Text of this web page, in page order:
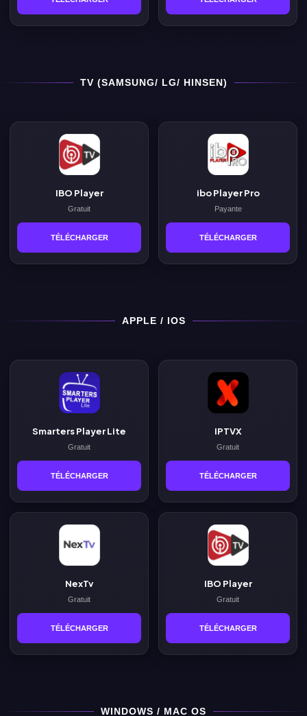
TV (SAMSUNG/ LG/ HINSEN)
IBO Player
Gratuit
TÉLÉCHARGER
ibo Player Pro
Payante
TÉLÉCHARGER
APPLE / IOS
Smarters Player Lite
Gratuit
TÉLÉCHARGER
IPTVX
Gratuit
TÉLÉCHARGER
NexTv
Gratuit
TÉLÉCHARGER
IBO Player
Gratuit
TÉLÉCHARGER
WINDOWS / MAC OS